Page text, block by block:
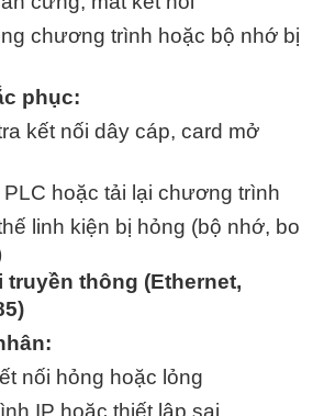
chương trình hoặc bộ nhớ bị
phục:
kết nối dây cáp, card mở
PLC hoặc tải lại chương trình
linh kiện bị hỏng (bộ nhớ, bo
truyền thông (Ethernet,
nối hỏng hoặc lỏng
IP hoặc thiết lập sai